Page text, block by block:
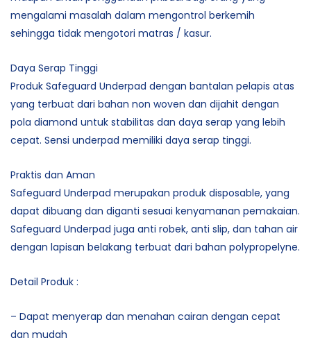
mengalami masalah dalam mengontrol berkemih
sehingga tidak mengotori matras / kasur.
Daya Serap Tinggi
Produk Safeguard Underpad dengan bantalan pelapis atas
yang terbuat dari bahan non woven dan dijahit dengan
pola diamond untuk stabilitas dan daya serap yang lebih
cepat. Sensi underpad memiliki daya serap tinggi.
Praktis dan Aman
Safeguard Underpad merupakan produk disposable, yang
dapat dibuang dan diganti sesuai kenyamanan pemakaian.
Safeguard Underpad juga anti robek, anti slip, dan tahan air
dengan lapisan belakang terbuat dari bahan polypropelyne.
Detail Produk :
– Dapat menyerap dan menahan cairan dengan cepat
dan mudah